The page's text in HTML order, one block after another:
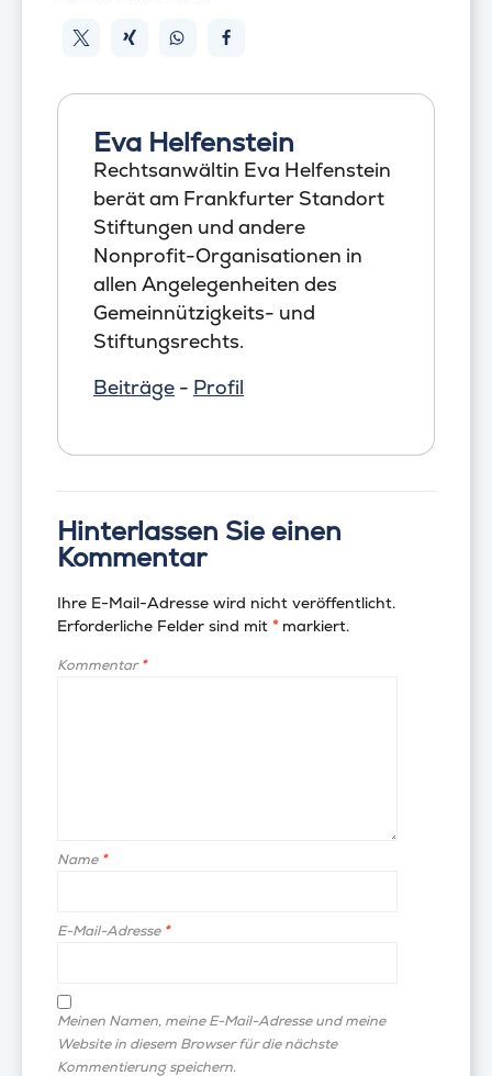
Eva Helfenstein
Rechtsanwältin Eva Helfenstein
berät am Frankfurter Standort
Stiftungen und andere
Nonprofit-Organisationen in
allen Angelegenheiten des
Gemeinnützigkeits- und
Stiftungsrechts.
Beiträge - Profil
Hinterlassen Sie einen
Kommentar
Ihre E-Mail-Adresse wird nicht veröffentlicht.
Erforderliche Felder sind mit *markiert.
Kommentar*
Name *
E-Mail-Adresse *
Meinen Namen, meine E-Mail-Adresse und meine
Website in diesem Browser für die nächste
Kommentierung speichern.